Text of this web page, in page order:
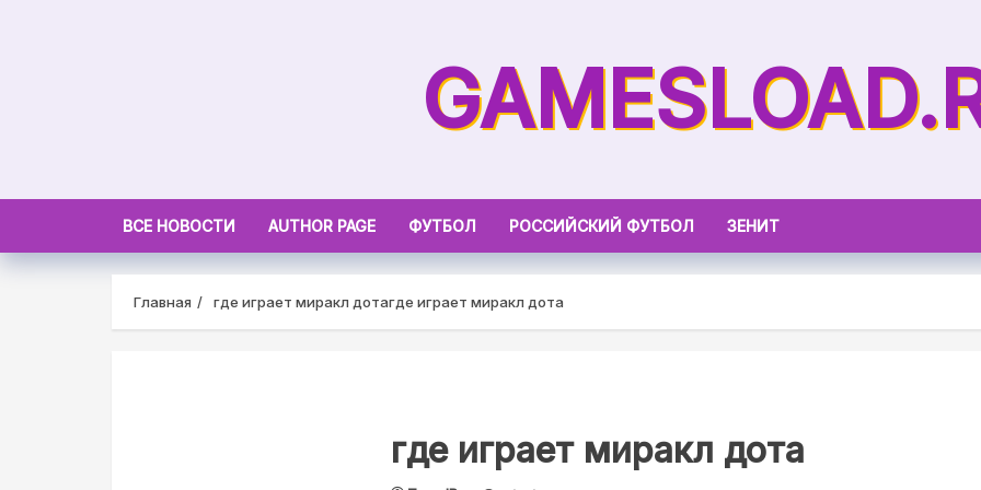
ВСЕ НОВОСТИ AUTHOR PAGE ФУТБОЛ РОССИЙСКИЙ ФУТБОЛ ЗЕНИТ
Главная где играет миракл дотагде играет миракл дота
где играет миракл дота